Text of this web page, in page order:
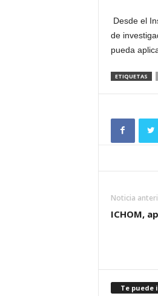
Desde el
de
pueda
ETIQUETAS
Noticia
ICHOM,
Te puede